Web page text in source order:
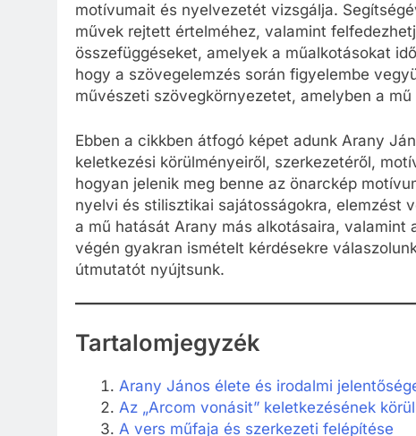
motívumait és nyelvezetét vizsgálja.
művek rejtett értelméhez, valamint
összefüggéseket, amelyek a műalkotásokat
hogy a szövegelemzés során figyelembe
művészeti szövegkörnyezetet, amelyben a
Ebben a cikkben átfogó képet adunk Arany
keletkezési körülményeiről, szerkezetéről,
hogyan jelenik meg benne az önarckép
nyelvi és stilisztikai sajátosságokra, elemzést
a mű hatását Arany más alkotásaira,
végén gyakran ismételt kérdésekre
útmutatót nyújtsunk.
Tartalomjegyzék
Arany János élete és irodalmi
Az „Arcom vonásit” keletkezésének
A vers műfaja és szerkezeti felépítése